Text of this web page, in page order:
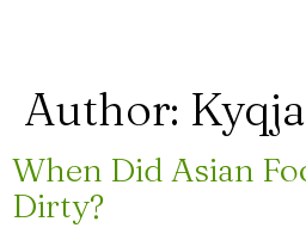
Author:
When Did Asian
Dirty?